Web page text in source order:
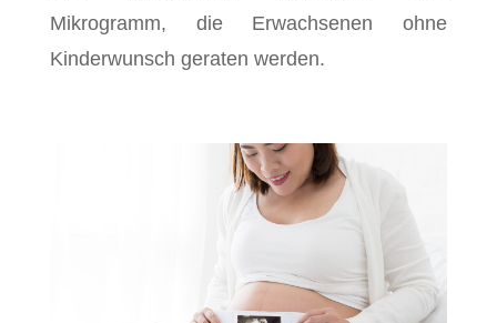
Mikrogramm, die Erwachsenen ohne
Kinderwunsch geraten werden.